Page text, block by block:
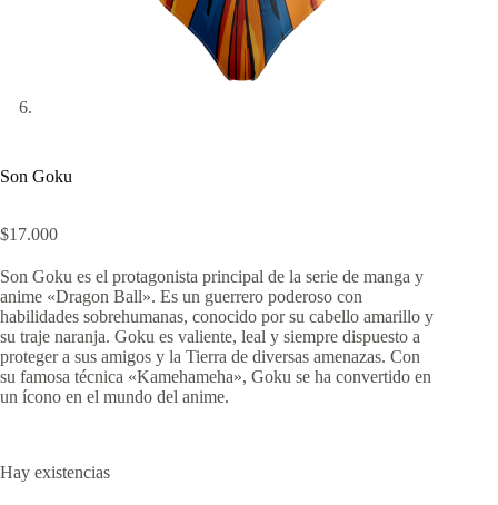
Son Goku
$17.000
Son Goku es el protagonista principal de la serie de manga y
anime «Dragon Ball». Es un guerrero poderoso con
habilidades sobrehumanas, conocido por su cabello amarillo y
su traje naranja. Goku es valiente, leal y siempre dispuesto a
proteger a sus amigos y la Tierra de diversas amenazas. Con
su famosa técnica «Kamehameha», Goku se ha convertido en
un ícono en el mundo del anime.
Hay existencias